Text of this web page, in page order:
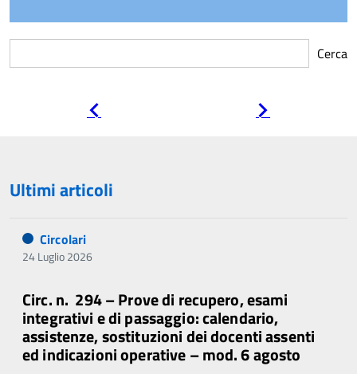
Cerca
Ultimi articoli
Circolari
24 Luglio 2026
Circ. n. 294 – Prove di recupero, esami
integrativi e di passaggio: calendario,
assistenze, sostituzioni dei docenti assenti
ed indicazioni operative – mod. 6 agosto